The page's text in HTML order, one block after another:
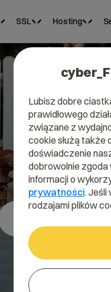
SSL Hosting
Lubisz dobre
prawidłowego
związane z
cookie służą także
doświadczenie
dobrowolnie zgoda
informacji o
prywatności. Jeśli
rodzajami plików